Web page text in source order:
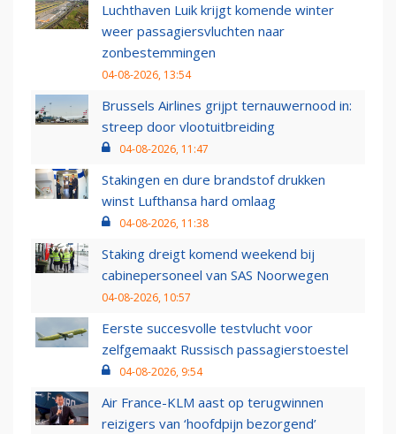
Luchthaven Luik krijgt komende winter
weer passagiersvluchten naar
zonbestemmingen
04-08-2026, 13:54
Brussels Airlines grijpt ternauwernood in:
streep door vlootuitbreiding
04-08-2026, 11:47
Stakingen en dure brandstof drukken
winst Lufthansa hard omlaag
04-08-2026, 11:38
Staking dreigt komend weekend bij
cabinepersoneel van SAS Noorwegen
04-08-2026, 10:57
Eerste succesvolle testvlucht voor
zelfgemaakt Russisch passagierstoestel
04-08-2026, 9:54
Air France-KLM aast op terugwinnen
reizigers van ‘hoofdpijn bezorgend’